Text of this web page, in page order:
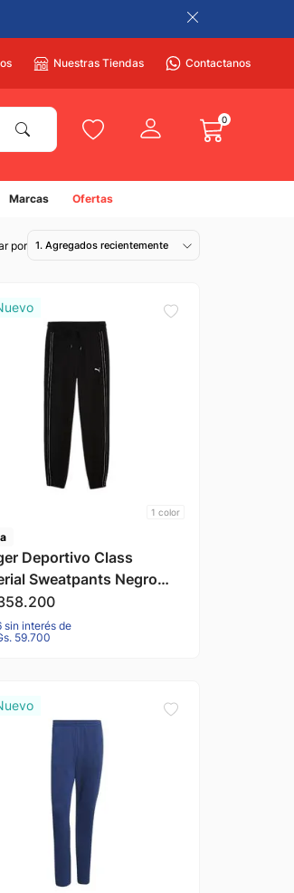
Nuestras Tiendas Contactanos
0
Marcas Ofertas
1. Agregados recientemente
1 color
Deportivo Class
Sweatpants Negro
Puma
.200
sin interés de
59.700